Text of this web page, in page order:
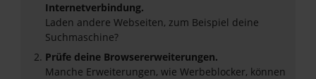
Internetverbindung.
Laden andere Webseiten, zum Beispiel deine
Suchmaschine?
Prüfe deine Browsererweiterungen.
Manche Erweiterungen, wie Werbeblocker, können